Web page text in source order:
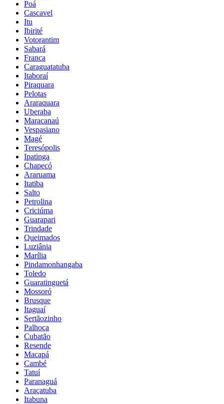
Poá
Cascavel
Itu
Ibirité
Votorantim
Sabará
Franca
Caraguatatuba
Itaboraí
Piraquara
Pelotas
Araraquara
Uberaba
Maracanaú
Vespasiano
Magé
Teresópolis
Ipatinga
Chapecó
Araruama
Itatiba
Salto
Petrolina
Criciúma
Guarapari
Trindade
Queimados
Luziânia
Marília
Pindamonhangaba
Toledo
Guaratinguetá
Mossoró
Brusque
Itaguaí
Sertãozinho
Palhoça
Cubatão
Resende
Macapá
Cambé
Tatuí
Paranaguá
Araçatuba
Itabuna